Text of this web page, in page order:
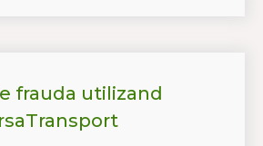
frauda utilizand